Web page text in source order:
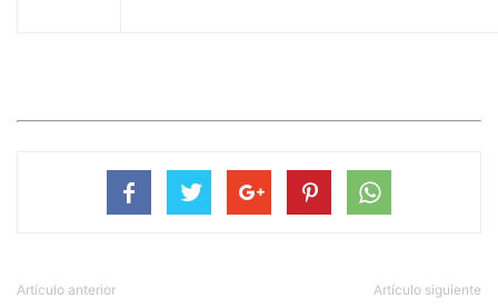
Artículo anterior Artículo siguiente